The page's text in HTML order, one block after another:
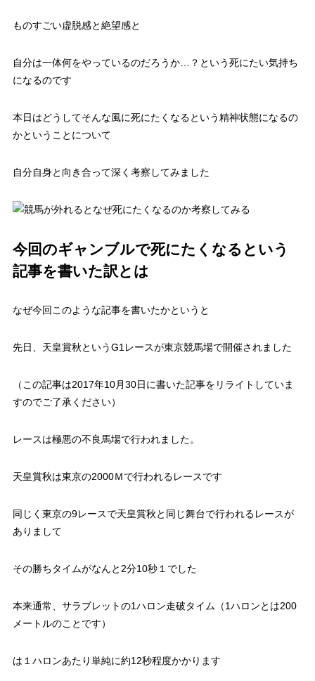
ものすごい虚脱感と絶望感と
自分は一体何をやっているのだろうか…？という死にたい気持ち
になるのです
本日はどうしてそんな風に死にたくなるという精神状態になるの
かということについて
自分自身と向き合って深く考察してみました
今回のギャンブルで死にたくなるという
記事を書いた訳とは
なぜ今回このような記事を書いたかというと
先日、天皇賞秋というG1レースが東京競馬場で開催されました
（この記事は2017年10月30日に書いた記事をリライトしていま
すのでご了承ください）
レースは極悪の不良馬場で行われました。
天皇賞秋は東京の2000Ｍで行われるレースです
同じく東京の9レースで天皇賞秋と同じ舞台で行われるレースが
ありまして
その勝ちタイムがなんと2分10秒１でした
本来通常、サラブレットの1ハロン走破タイム（1ハロンとは200
メートルのことです）
は１ハロンあたり単純に約12秒程度かかります